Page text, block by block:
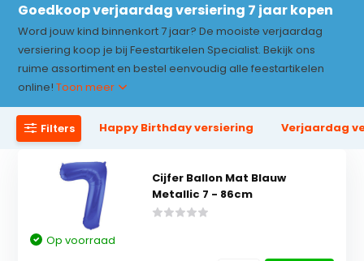
Goedkoop verjaardag versiering 7 jaar kopen
Word jouw kind binnenkort 7 jaar? De mooiste verjaardag
versiering koop je bij Feestartikelen Specialist. Bekijk ons
ruime assortiment en bestel eenvoudig alle feestartikelen
online!Toon meer
Filters Happy Birthday versiering Verjaardag
Cijfer Ballon Mat Blauw
Metallic 7 - 86cm
Op voorraad